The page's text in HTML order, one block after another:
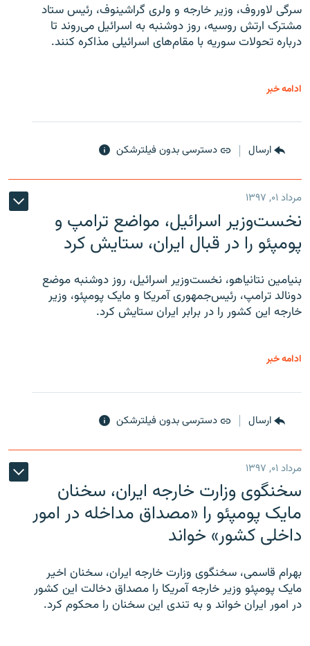
سرگی لاوروف، وزیر خارجه و ولری گراشینوف، رئیس ستاد
مشترک ارتش روسیه، روز دوشنبه به اسرائیل می‌روند تا
درباره تحولات سوریه با مقام‌های اسرائیلی مذاکره کنند.
ادامه خبر
ارسال دسترسی بدون فیلترشکن
مرداد ۰۱, ۱۳۹۷
نخست‌وزیر اسرائیل، مواضع ترامپ و
پومپئو را در قبال ایران، ستایش کرد
بنیامین نتانیاهو، نخست‌وزیر اسرائیل، روز دوشنبه موضع
دونالد ترامپ، رئیس‌جمهوری آمریکا و مایک پومپئو، وزیر
خارجه این کشور را در برابر ایران ستایش کرد.
ادامه خبر
ارسال دسترسی بدون فیلترشکن
مرداد ۰۱, ۱۳۹۷
سخنگوی وزارت خارجه ایران، سخنان
مایک پومپئو را «مصداق مداخله در امور
داخلی کشور» خواند
بهرام قاسمی، سخنگوی وزارت خارجه ایران، سخنان اخیر
مایک پومپئو وزیر خارجه آمریکا را مصداق دخالت این کشور
در امور ایران خواند و به تندی این سخنان را محکوم کرد.